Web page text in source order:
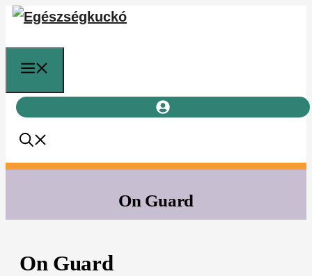
Kilépés
On Guard
On Guard